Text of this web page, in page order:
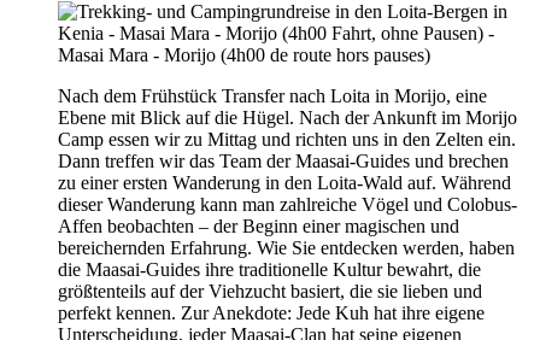
Nach dem Frühstück Transfer nach Loita in Morijo, eine
Ebene mit Blick auf die Hügel. Nach der Ankunft im Morijo
Camp essen wir zu Mittag und richten uns in den Zelten ein.
Dann treffen wir das Team der Maasai-Guides und brechen
zu einer ersten Wanderung in den Loita-Wald auf. Während
dieser Wanderung kann man zahlreiche Vögel und Colobus-
Affen beobachten – der Beginn einer magischen und
bereichernden Erfahrung. Wie Sie entdecken werden, haben
die Maasai-Guides ihre traditionelle Kultur bewahrt, die
größtenteils auf der Viehzucht basiert, die sie lieben und
perfekt kennen. Zur Anekdote: Jede Kuh hat ihre eigene
Unterscheidung, jeder Maasai-Clan hat seine eigenen